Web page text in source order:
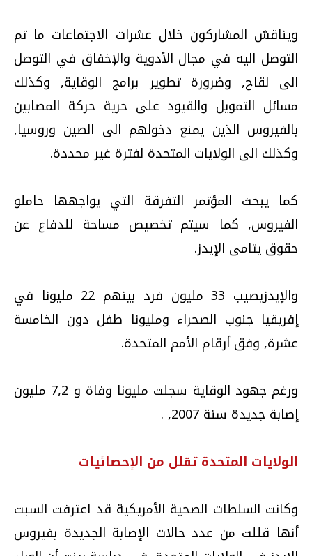
ويناقش المشاركون خلال عشرات الاجتماعات ما تم
التوصل اليه في مجال الأدوية والإخفاق في التوصل
الى لقاح, وضرورة تطوير برامج الوقاية, وكذلك
مسائل التمويل والقيود على حرية حركة المصابين
بالفيروس الذين يمنع دخولهم الى الصين وروسيا,
وكذلك الى الولايات المتحدة لفترة غير محددة.
كما يبحث المؤتمر التفرقة التي يواجهها حاملو
الفيروس, كما سيتم تخصيص مساحة للدفاع عن
حقوق يتامى الإيدز.
والإيدزيصيب 33 مليون فرد بينهم 22 مليونا في
إفريقيا جنوب الصحراء ومليونا طفل دون الخامسة
عشرة, وفق أرقام الأمم المتحدة.
ورغم جهود الوقاية سجلت مليونا وفاة و 7,2 مليون
إصابة جديدة سنة 2007, .
الولايات المتحدة تقلل من الإحصائيات
وكانت السلطات الصحية الأمريكية قد اعترفت السبت
أنها قللت من عدد حالات الإصابة الجديدة بفيروس